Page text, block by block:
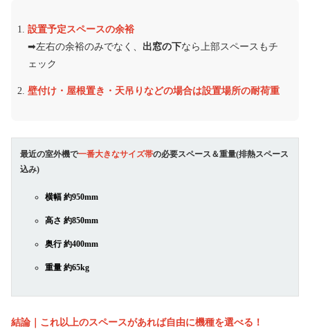
設置予定スペースの余裕
➡︎左右の余裕のみでなく、 出窓の下なら上部スペースもチ
ェック
壁付け・屋根置き・天吊りなどの場合は設置場所の耐荷重
最近の室外機で一番大きなサイズ帯の必要スペース＆重量(排熱スペース
込み)
横幅 約950mm
高さ 約850mm
奥行 約400mm
重量 約65kg
結論｜これ以上のスペースがあれば自由に機種を選べる！